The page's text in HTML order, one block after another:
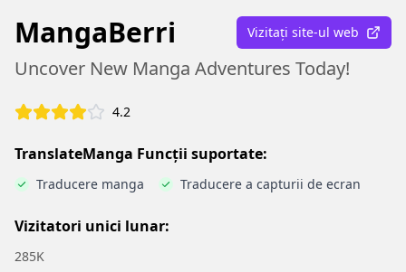
MangaBerri Vizitați site-ul web
Uncover New Manga Adventures Today!
4.2
TranslateManga Funcții suportate:
Traducere manga Traducere a capturii de ecran
Vizitatori unici lunar:
285K